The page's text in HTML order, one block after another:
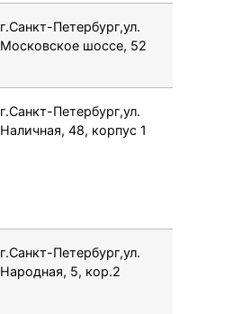
г.Санкт-Петербург,ул.
Московское шоссе, 52
г.Санкт-Петербург,ул.
Наличная, 48, корпус 1
г.Санкт-Петербург,ул.
Народная, 5, кор.2